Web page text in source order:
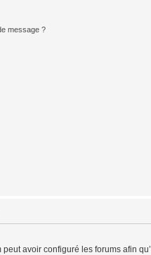
message ?
avoir configuré les forums afin